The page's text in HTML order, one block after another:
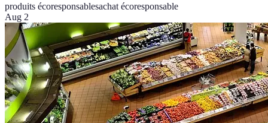
produits écoresponsablesachat écoresponsable
Aug 2